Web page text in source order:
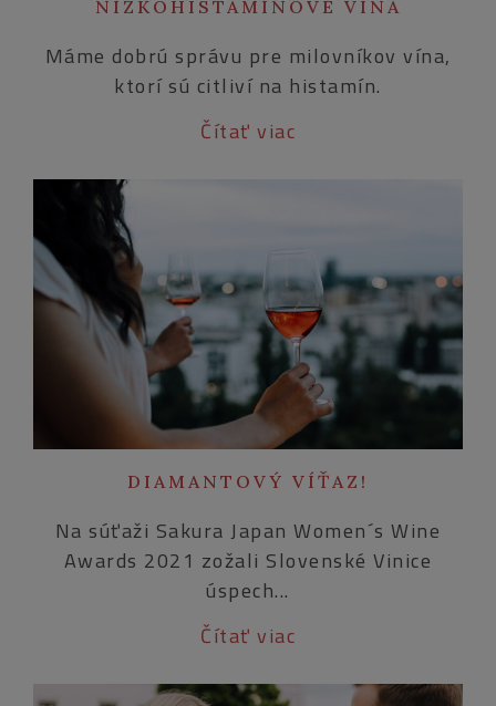
NÍZKOHISTAMÍNOVÉ VÍNA
Máme dobrú správu pre milovníkov vína,
ktorí sú citliví na histamín.
Čítať viac
DIAMANTOVÝ VÍŤAZ!
Na súťaži Sakura Japan Women´s Wine
Awards 2021 zožali Slovenské Vinice
úspech...
Čítať viac